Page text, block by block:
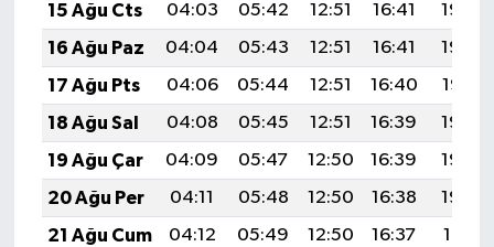
15 Ağu Cts
04:03 05:42 12:51 16:41
19:50
16 Ağu Paz
04:04 05:43 12:51 16:41
19:49
17 Ağu Pts
04:06 05:44 12:51 16:40
19:47
18 Ağu Sal
04:08 05:45 12:51 16:39
19:46
19 Ağu Çar
04:09 05:47 12:50 16:39
19:44
20 Ağu Per
04:11 05:48 12:50 16:38
19:43
21 Ağu Cum
04:12 05:49 12:50 16:37
19:41